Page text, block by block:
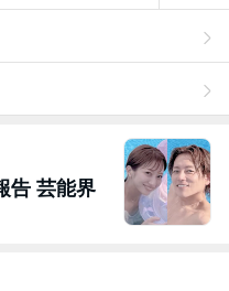
告 芸能界